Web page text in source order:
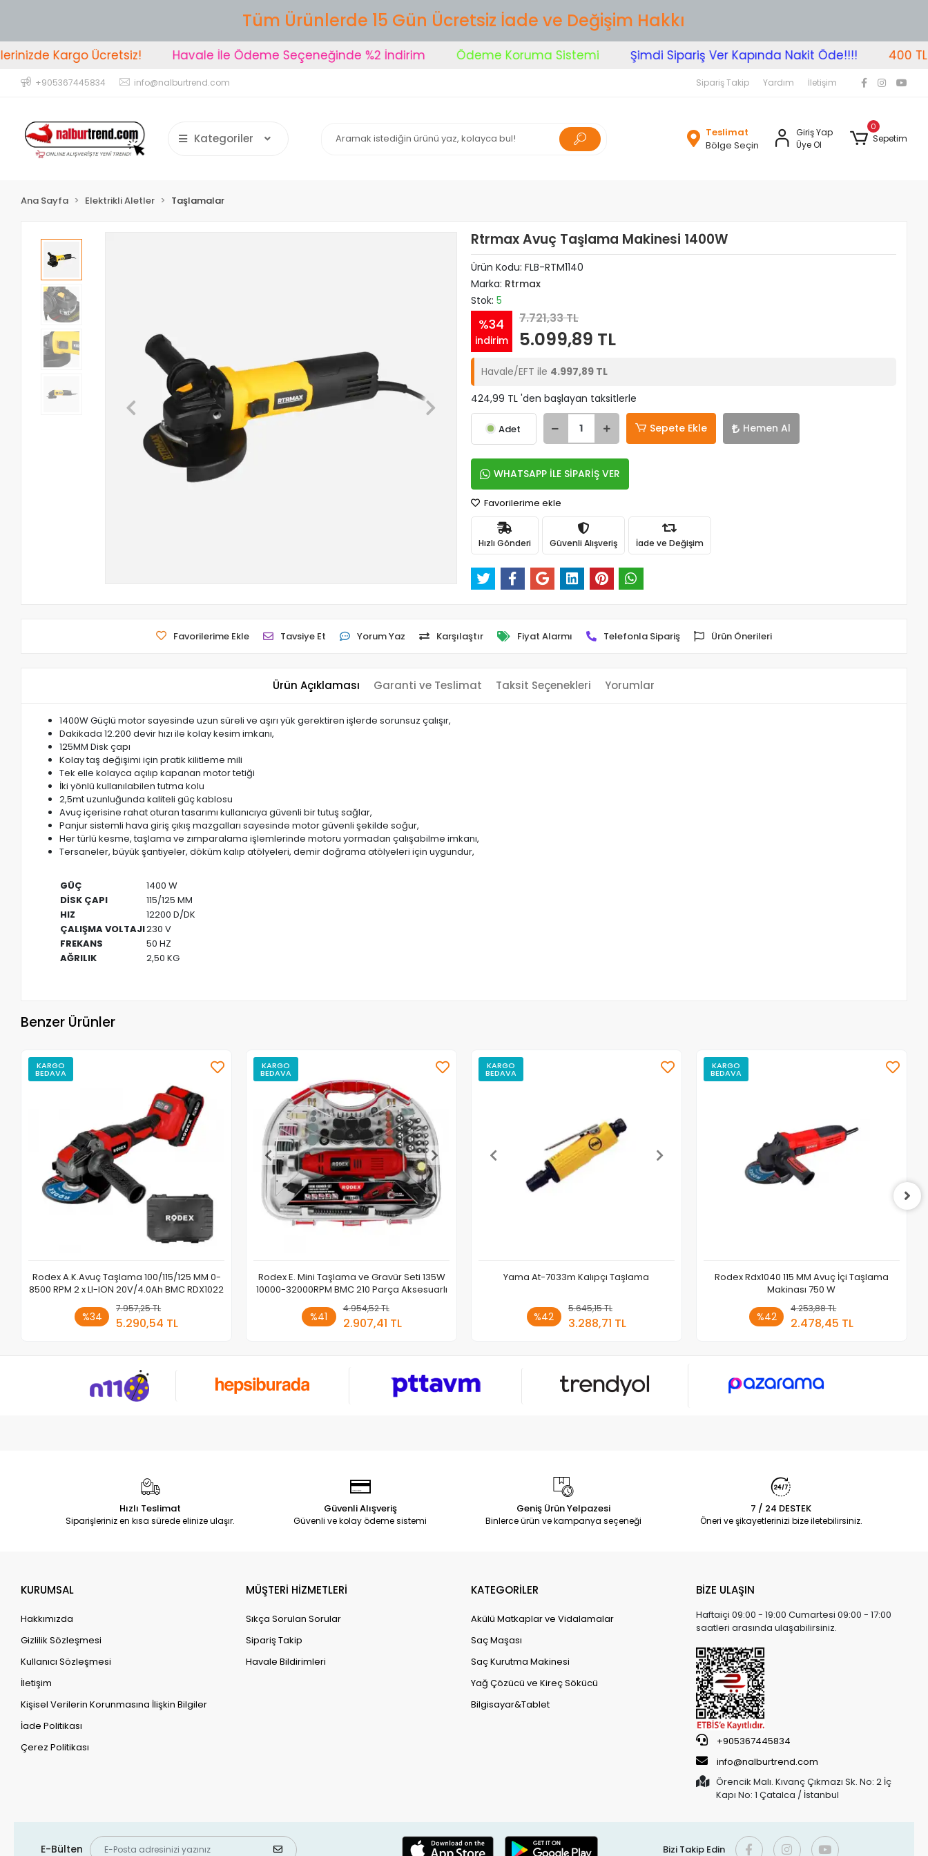
Tüm Ürünlerde 15 Gün Ücretsiz İade ve Değişim Hakkı
Kargo Ücretsiz! Havale İle Ödeme Seçeneğinde %2 İndirim Ödeme Koruma Sistemi Şimdi Sipariş Ver Kapında Nakit Öde!!!! 400 TL
+905367445834 info@nalburtrend.com Sipariş Takip Yardım İletişim
Kategoriler
Teslimat
Bölge Seçin
Giriş Yap
Üye Ol
0
Sepetim
Ana Sayfa Elektrikli Aletler Taşlamalar
Rtrmax Avuç Taşlama Makinesi 1400W
Ürün Kodu: FLB-RTM1140
Marka: Rtrmax
Stok: 5
%34
indirim
7.721,33 TL
5.099,89 TL
Havale/EFT ile 4.997,89 TL
424,99 TL 'den başlayan taksitlerle
Adet Sepete Ekle Hemen Al
WHATSAPP İLE SİPARİŞ VER
Favorilerime ekle
Hızlı Gönderi Güvenli Alışveriş İade ve Değişim
Favorilerime Ekle Tavsiye Et Yorum Yaz Karşılaştır Fiyat Alarmı Telefonla Sipariş Ürün Önerileri
Ürün Açıklaması Garanti ve Teslimat Taksit Seçenekleri Yorumlar
1400W Güçlü motor sayesinde uzun süreli ve aşırı yük gerektiren işlerde sorunsuz çalışır,
Dakikada 12.200 devir hızı ile kolay kesim imkanı,
125MM Disk çapı
Kolay taş değişimi için pratik kilitleme mili
Tek elle kolayca açılıp kapanan motor tetiği
İki yönlü kullanılabilen tutma kolu
2,5mt uzunluğunda kaliteli güç kablosu
Avuç içerisine rahat oturan tasarımı kullanıcıya güvenli bir tutuş sağlar,
Panjur sistemli hava giriş çıkış mazgalları sayesinde motor güvenli şekilde soğur,
Her türlü kesme, taşlama ve zımparalama işlemlerinde motoru yormadan çalışabilme imkanı,
Tersaneler, büyük şantiyeler, döküm kalıp atölyeleri, demir doğrama atölyeleri için uygundur,
GÜÇ
1400 W
DİSK ÇAPI
115/125 MM
HIZ
12200 D/DK
ÇALIŞMA VOLTAJI230 V
FREKANS
50 HZ
AĞRILIK
2,50 KG
Benzer Ürünler
KARGO
BEDAVA
Rodex A.K.Avuç Taşlama 100/115/125 MM 0-
8500 RPM 2 x LI-ION 20V/4.0Ah BMC RDX1022
%34
7.957,25 TL
5.290,54 TL
Sepete Ekle
KARGO
BEDAVA
Rodex E. Mini Taşlama ve Gravür Seti 135W
10000-32000RPM BMC 210 Parça Aksesuarlı
%41
4.954,52 TL
2.907,41 TL
Sepete Ekle
KARGO
BEDAVA
Yama At-7033m Kalıpçı Taşlama
%42
5.645,15 TL
3.288,71 TL
Sepete Ekle
KARGO
BEDAVA
Rodex Rdx1040 115 MM Avuç İçi Taşlama
Makinası 750 W
%42
4.253,88 TL
2.478,45 TL
Sepete Ekle
Hızlı Teslimat
Siparişleriniz en kısa sürede elinize ulaşır.
Güvenli Alışveriş
Güvenli ve kolay ödeme sistemi
Geniş Ürün Yelpazesi
Binlerce ürün ve kampanya seçeneği
7 / 24 DESTEK
Öneri ve şikayetlerinizi bize iletebilirsiniz.
KURUMSAL
Hakkımızda
Gizlilik Sözleşmesi
Kullanıcı Sözleşmesi
İletişim
Kişisel Verilerin Korunmasına İlişkin Bilgiler
İade Politikası
Çerez Politikası
MÜŞTERİ HİZMETLERİ
Sıkça Sorulan Sorular
Sipariş Takip
Havale Bildirimleri
KATEGORİLER
Akülü Matkaplar ve Vidalamalar
Saç Maşası
Saç Kurutma Makinesi
Yağ Çözücü ve Kireç Sökücü
Bilgisayar&Tablet
BİZE ULAŞIN
Haftaiçi 09:00 - 19:00 Cumartesi 09:00 - 17:00
saatleri arasında ulaşabilirsiniz.
+905367445834
info@nalburtrend.com
Örencik Malı. Kıvanç Çıkmazı Sk. No: 2 İç
Kapı No: 1 Çatalca / İstanbul
E-Bülten Bizi Takip Edin